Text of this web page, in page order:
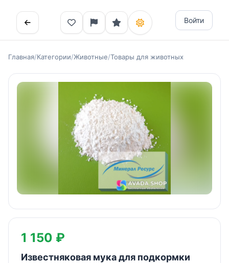
Войти
Главная/Категории/Животные/Товары для животных
1 150 ₽
Известняковая мука для подкормки